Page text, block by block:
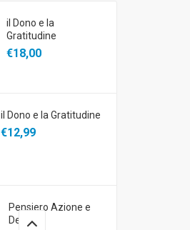
il Dono e la
Gratitudine
€18,00
il Dono e la Gratitudine
€12,99
Pensiero Azione e
Destino